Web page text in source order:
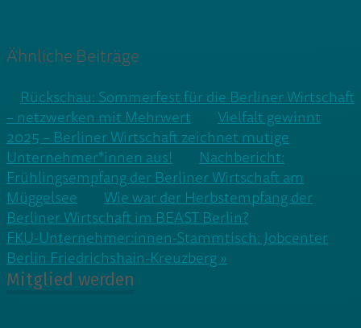
Ähnliche Beiträge
Rückschau: Sommerfest für die Berliner Wirtschaft
– netzwerken mit Mehrwert
Vielfalt gewinnt
2025 – Berliner Wirtschaft zeichnet mutige
Unternehmer*innen aus!
Nachbericht:
Frühlingsempfang der Berliner Wirtschaft am
Müggelsee
Wie war der Herbstempfang der
Berliner Wirtschaft im BEAST Berlin?
Beitragsnavigation
FKU-Unternehmer:innen-Stammtisch: Jobcenter
Berlin Friedrichshain-Kreuzberg »
Mitglied werden